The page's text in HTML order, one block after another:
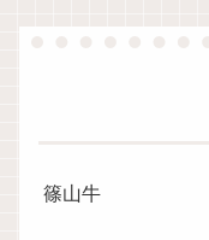
篠山牛